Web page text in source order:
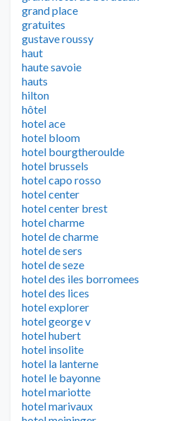
grand place
gratuites
gustave roussy
haut
haute savoie
hauts
hilton
hôtel
hotel ace
hotel bloom
hotel bourgtheroulde
hotel brussels
hotel capo rosso
hotel center
hotel center brest
hotel charme
hotel de charme
hotel de sers
hotel de seze
hotel des iles borromees
hotel des lices
hotel explorer
hotel george v
hotel hubert
hotel insolite
hotel la lanterne
hotel le bayonne
hotel mariotte
hotel marivaux